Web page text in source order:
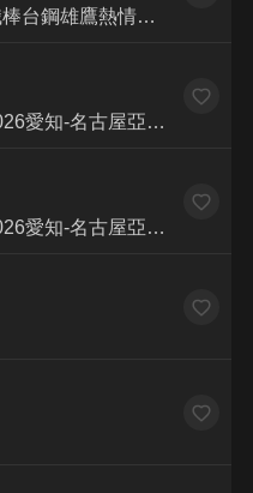
LIVE ELTA GO! 中華職棒台鋼雄鷹熱情應援視角直播(第2~8局提供)(普)
【非賽事直播時段】2026愛知-名古屋亞運 9月鎖定愛爾達(普)
【非賽事直播時段】2026愛知-名古屋亞運 9月鎖定愛爾達(普)